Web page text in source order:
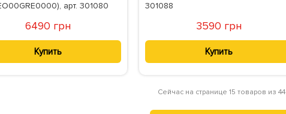
арт. 301080
6490 грн
Купить
301088
3590 грн
Купить
Сейчас на странице 15 товаров из 44